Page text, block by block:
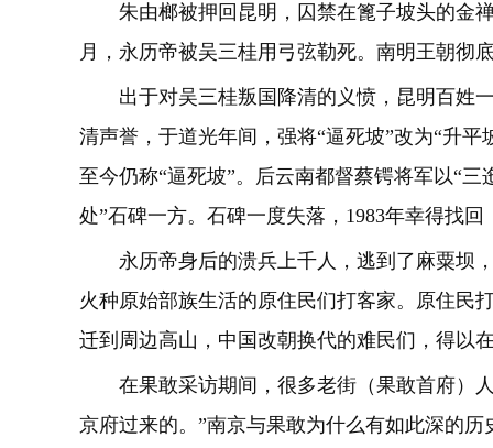
朱由榔被押回昆明，囚禁在篦子坡头的金禅
月，永历帝被吴三桂用弓弦勒死。南明王朝彻
出于对吴三桂叛国降清的义愤，昆明百姓一
清声誉，于道光年间，强将“逼死坡”改为“升
至今仍称“逼死坡”。后云南都督蔡锷将军以“
处”石碑一方。石碑一度失落，1983年幸得找
永历帝身后的溃兵上千人，逃到了麻粟坝
火种原始部族生活的原住民们打客家。原住民
迁到周边高山，中国改朝换代的难民们，得以
在果敢采访期间，很多老街（果敢首府）人
京府过来的。”南京与果敢为什么有如此深的